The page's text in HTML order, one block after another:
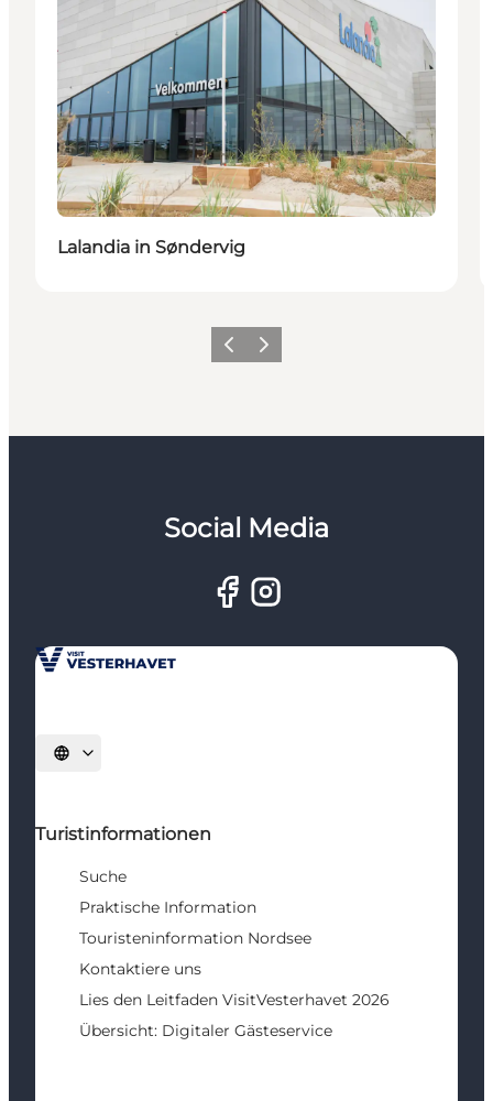
Lalandia in Søndervig
ZurückWeiter
Social Media
Sprache auswählen
Turistinformationen
Suche
Praktische Information
Touristeninformation Nordsee
Kontaktiere uns
Lies den Leitfaden VisitVesterhavet 2026
Übersicht: Digitaler Gästeservice